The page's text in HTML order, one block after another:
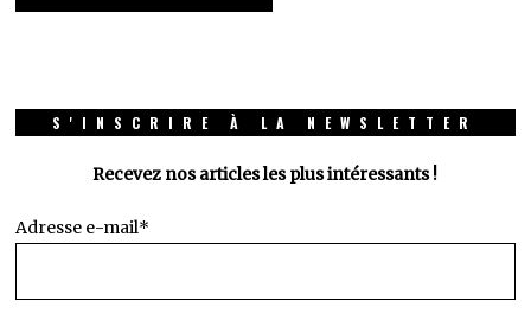
S'INSCRIRE À LA NEWSLETTER
Recevez nos articles les plus intéressants !
Adresse e-mail*